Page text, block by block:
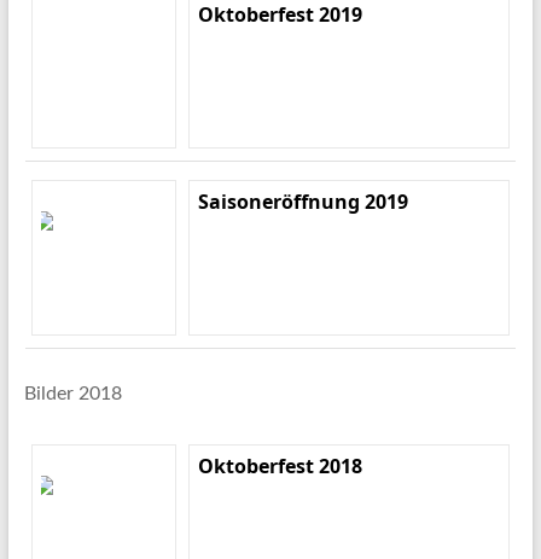
Oktoberfest 2019
Saisoneröffnung 2019
Bilder 2018
Oktoberfest 2018